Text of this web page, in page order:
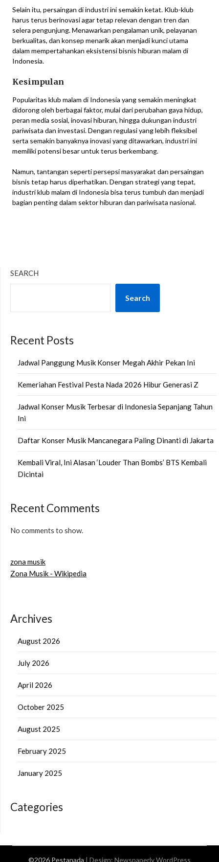
Selain itu, persaingan di industri ini semakin ketat. Klub-klub
harus terus berinovasi agar tetap relevan dengan tren dan
selera pengunjung. Menawarkan pengalaman unik, pelayanan
berkualitas, dan konsep menarik akan menjadi kunci utama
dalam mempertahankan eksistensi bisnis hiburan malam di
Indonesia.
Kesimpulan
Popularitas klub malam di Indonesia yang semakin meningkat
didorong oleh berbagai faktor, mulai dari perubahan gaya hidup,
peran media sosial, inovasi hiburan, hingga dukungan industri
pariwisata dan investasi. Dengan regulasi yang lebih fleksibel
serta semakin banyaknya inovasi yang ditawarkan, industri ini
memiliki potensi besar untuk terus berkembang.
Namun, tantangan seperti persepsi masyarakat dan persaingan
bisnis tetap harus diperhatikan. Dengan strategi yang tepat,
industri klub malam di Indonesia bisa terus tumbuh dan menjadi
bagian penting dalam sektor hiburan dan pariwisata nasional.
SEARCH
Search
Recent Posts
Jadwal Panggung Musik Konser Megah Akhir Pekan Ini
Kemeriahan Festival Pesta Nada 2026 Hibur Generasi Z
Jadwal Konser Musik Terbesar di Indonesia Sepanjang Tahun
Ini
Daftar Konser Musik Mancanegara Paling Dinanti di Jakarta
Kembali Viral, Ini Alasan ‘Louder Than Bombs’ BTS Kembali
Dicintai
Recent Comments
No comments to show.
zona musik
Zona Musik - Wikipedia
Archives
August 2026
July 2026
April 2026
October 2025
August 2025
February 2025
January 2025
Categories
©2026 Pestanada | Design: Newspaperly WordPress